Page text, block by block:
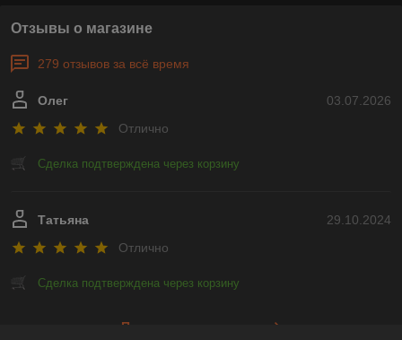
Отзывы о магазине
279 отзывов за всё время
03.07.2026
Олег
Отлично
Сделка подтверждена через корзину
29.10.2024
Татьяна
Отлично
Сделка подтверждена через корзину
Показать все отзывы